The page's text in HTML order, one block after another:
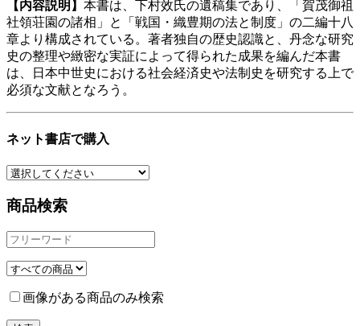
【内容説明】 本書は、下村效氏の遺稿集であり、「賀茂御祖
社領荘園の諸相」と「戦国・織豊期の法と制度」の二編十八
章より構成されている。著者独自の歴史認識と、丹念な研究
史の整理や緻密な実証によって得られた成果を編んだ本書
は、日本中世史における社会経済史や法制史を研究する上で
必須な文献となろう。
ネット書店で購入
商品検索
画像がある商品のみ検索